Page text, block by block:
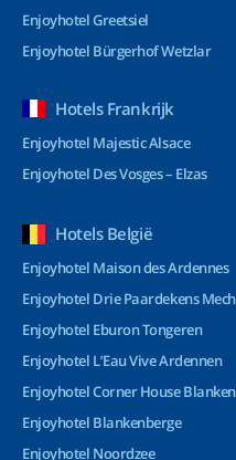
Enjoyhotel Greetsiel
Enjoyhotel Bürgerhof Wetzlar
Hotels Frankrijk
Enjoyhotel Majestic Alsace
Enjoyhotel Des Vosges – Elzas
Hotels België
Enjoyhotel Maison des Ardennes
Enjoyhotel Drie Paardekens
Enjoyhotel Eburon Tongeren
Enjoyhotel L’Eau Vive Ardennen
Enjoyhotel Corner House
Enjoyhotel Blankenberge
Enjoyhotel Noordzee